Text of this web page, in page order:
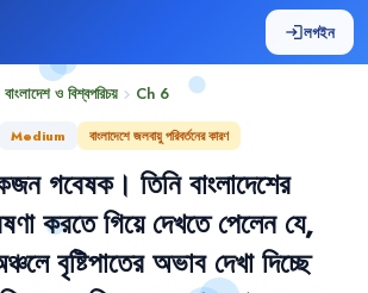
loginলগইন
বাংলাদেশ ও বিশ্বপরিচয় chevron_right Ch 6
Medium বাংলাদেশে জলবায়ু পরিবর্তনের কারণ
গবেষক। তিনি বাংলাদেশের
করতে গিয়ে দেখতে পেলেন যে,
বৃষ্টিপাতের অভাব দেখা দিচ্ছে